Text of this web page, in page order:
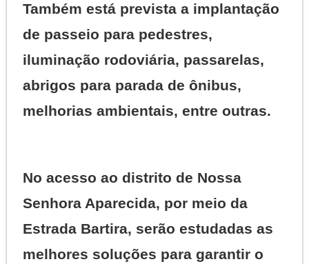
Também está prevista a implantação
de passeio para pedestres,
iluminação rodoviária, passarelas,
abrigos para parada de ônibus,
melhorias ambientais, entre outras.
No acesso ao distrito de Nossa
Senhora Aparecida, por meio da
Estrada Bartira, serão estudadas as
melhores soluções para garantir o